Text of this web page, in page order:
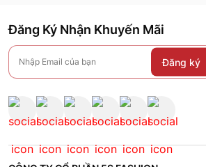
Đăng Ký Nhận Khuyến Mãi
Đăng ký